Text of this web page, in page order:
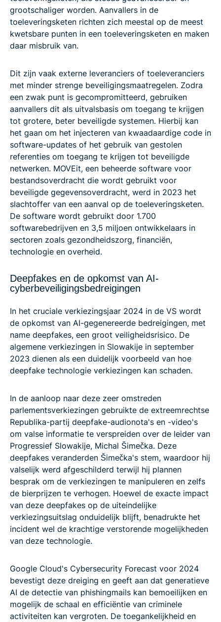
grootschaliger worden. Aanvallers in de
toeleveringsketen richten zich meestal op de meest
kwetsbare punten in een toeleveringsketen en maken
daar misbruik van.
Dit zijn vaak externe leveranciers of toeleveranciers
met minder strenge beveiligingsmaatregelen. Zodra
een zwak punt is gecompromitteerd, gebruiken
aanvallers dit als uitvalsbasis om toegang te krijgen
tot grotere, beter beveiligde systemen. Hierbij kan
het gaan om het injecteren van kwaadaardige code in
software-updates of het gebruik van gestolen
referenties om toegang te krijgen tot beveiligde
netwerken. MOVEit, een beheerde software voor
bestandsoverdracht die wordt gebruikt voor
beveiligde gegevensoverdracht, werd in 2023 het
slachtoffer van een aanval op de toeleveringsketen.
De software wordt gebruikt door 1.700
softwarebedrijven en 3,5 miljoen ontwikkelaars in
sectoren zoals gezondheidszorg, financiën,
technologie en overheid.
Deepfakes en de opkomst van AI-
cyberbeveiligingsbedreigingen
In het cruciale verkiezingsjaar 2024 in de VS wordt
de opkomst van AI-gegenereerde bedreigingen, met
name deepfakes, een groot veiligheidsrisico. De
algemene verkiezingen in Slowakije in september
2023 dienen als een duidelijk voorbeeld van hoe
deepfake technologie verkiezingen kan schaden.
In de aanloop naar deze zeer omstreden
parlementsverkiezingen gebruikte de extreemrechtse
Republika-partij deepfake-audionota's en -video's
om valse informatie te verspreiden over de leider van
Progressief Slowakije, Michal Šimečka. Deze
deepfakes veranderden Šimečka's stem, waardoor hij
valselijk werd afgeschilderd terwijl hij plannen
besprak om de verkiezingen te manipuleren en zelfs
de bierprijzen te verhogen. Hoewel de exacte impact
van deze deepfakes op de uiteindelijke
verkiezingsuitslag onduidelijk blijft, benadrukte het
incident wel de krachtige verstorende mogelijkheden
van deze technologie.
Google Cloud's Cybersecurity Forecast voor 2024
bevestigt deze dreiging en geeft aan dat generatieve
AI de detectie van phishingmails kan bemoeilijken en
mogelijk de schaal en efficiëntie van criminele
activiteiten kan vergroten. De toegankelijkheid en